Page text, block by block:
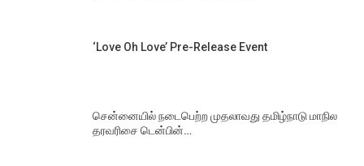
‘Love Oh Love’ Pre-Release Event
சென்னையில் நடைபெற்ற முதலாவது தமிழ்நாடு மாநில
தரவரிசை டென்பின்…